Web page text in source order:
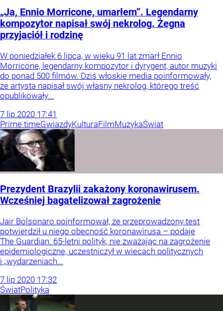
„Ja, Ennio Morricone, umarłem”. Legendarny
kompozytor napisał swój nekrolog. Żegna
przyjaciół i rodzinę
W poniedziałek 6 lipca, w wieku 91 lat zmarł Ennio
Morricone, legendarny kompozytor i dyrygent, autor muzyki
do ponad 500 filmów. Dziś włoskie media poinformowały,
że artysta napisał swój własny nekrolog, którego treść
opublikowały...
7 lip 2020 17:41
Prime timeGwiazdyKulturaFilmMuzykaŚwiat
Prezydent Brazylii zakażony koronawirusem.
Wcześniej bagatelizował zagrożenie
Jair Bolsonaro poinformował, że przeprowadzony test
potwierdził u niego obecność koronawirusa – podaje
The Guardian. 65-letni polityk, nie zważając na zagrożenie
epidemiologiczne, uczestniczył w wiecach politycznych
i „wydarzeniach...
7 lip 2020 17:32
ŚwiatPolityka